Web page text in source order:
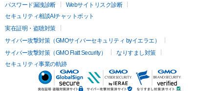
パスワード漏洩診断
Webサイトリスク診断
セキュリティ相談AIチャットボット
実在証明・盗聴対策
サイバー攻撃対策（GMOサイバーセキュリティ byイエラエ）
サイバー攻撃対策（GMO Flatt Security）
なりすまし対策
セキュリティ事業の軌跡